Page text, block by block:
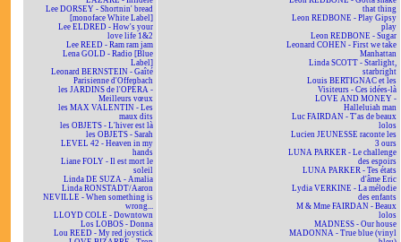
Lee DORSEY - Shortnin' bread
[monoface White Label]
Lee ELDRED - How's your
love life 1&2
Lee REED - Ram ram jam
Lena GOLD - Radio [Blue
Label]
Leonard BERNSTEIN - Gaîté
Parisienne d'Offenbach
les JARDINS de l'OPÉRA -
Meilleurs vœux
les MAX VALENTIN - Les
maux dits
les OBJETS - L'hiver est là
les OBJETS - Sarah
LEVEL 42 - Heaven in my
hands
Liane FOLY - Il est mort le
soleil
Linda DE SUZA - Amalia
Linda RONSTADT/Aaron
NEVILLE - When something is
wrong...
LLOYD COLE - Downtown
Los LOBOS - Donna
Lou REED - My red joystick
that thing
Leon REDBONE - Play Gipsy
play
Leon REDBONE - Sugar
Leonard COHEN - First we take
Manhattan
Linda SCOTT - Starlight,
starbright
Louis BERTIGNAC et les
Visiteurs - Ces idées-là
LOVE AND MONEY -
Halleluiah man
Luc FAIRDAN - T'as de beaux
lolos
Lucien JEUNESSE raconte les
3 ours
LUNA PARKER - Le challenge
des espoirs
LUNA PARKER - Tes états
d'âme Eric
Lydia VERKINE - La mélodie
des enfants
M & Mme FAIRDAN - Beaux
lolos
MADNESS - Our house
MADONNA - True blue (vinyl